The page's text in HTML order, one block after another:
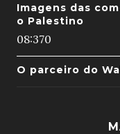
Imagens das
o Palestino
08:370
O parceiro do